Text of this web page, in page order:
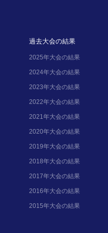
過去大会の結果
2025年大会の結果
2024年大会の結果
2023年大会の結果
2022年大会の結果
2021年大会の結果
2020年大会の結果
2019年大会の結果
2018年大会の結果
2017年大会の結果
2016年大会の結果
2015年大会の結果